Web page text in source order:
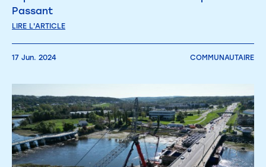
Passant
LIRE L'ARTICLE
17 Jun. 2024 COMMUNAUTAIRE